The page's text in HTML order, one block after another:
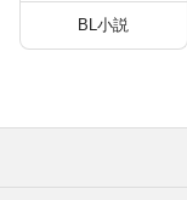
BL小説